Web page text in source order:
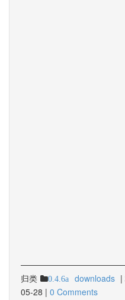
归类 0.4.6a downloads |
05-28 | 0 Comments